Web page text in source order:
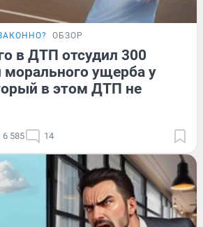
ОБЗОР
в ДТП отсудил 300
морального ущерба у
в этом ДТП не
6 585 14